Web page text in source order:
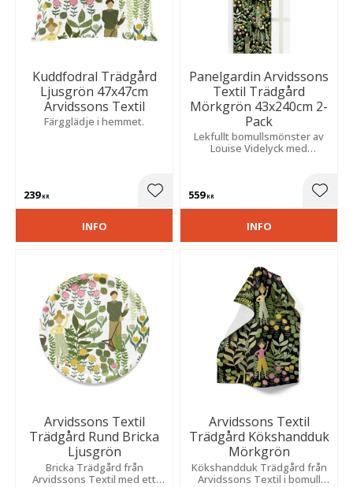
Kuddfodral Trädgård
Ljusgrön 47x47cm
Arvidssons Textil
Färgglädje i hemmet.
239KR Lägg till i favoriter
INFO
Panelgardin Arvidssons
Textil Trädgård
Mörkgrön 43x240cm 2-
Pack
Lekfullt bomullsmönster av
Louise Videlyck med
charmig känsla året runt.
559KR
INFO
Arvidssons Textil
Trädgård Rund Bricka
Ljusgrön
Bricka Trädgård från
Arvidssons Textil med ett
Arvidssons Textil
Trädgård Kökshandduk
Mörkgrön
Kökshandduk Trädgård från
Arvidssons Textil i bomull